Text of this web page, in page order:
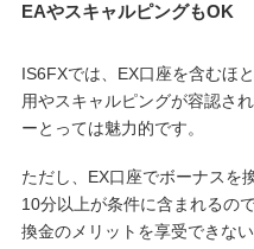
EAやスキャルピングもOK
IS6FXでは、EX口座を含むほ
用やスキャルピングが容認さ
ーとっては魅力的です。
ただし、EX口座でボーナスを
10分以上が条件に含まれるの
換金のメリットを享受できな